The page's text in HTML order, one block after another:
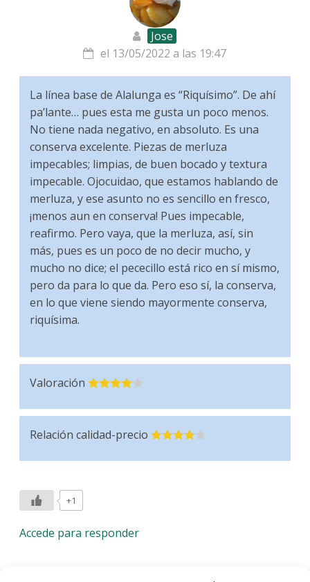
Jose
el 13/05/2022 a las 19:47
La línea base de Alalunga es “Riquísimo”. De ahí
pa’lante… pues esta me gusta un poco menos.
No tiene nada negativo, en absoluto. Es una
conserva excelente. Piezas de merluza
impecables; limpias, de buen bocado y textura
impecable. Ojocuidao, que estamos hablando de
merluza, y ese asunto no es sencillo en fresco,
¡menos aun en conserva! Pues impecable,
reafirmo. Pero vaya, que la merluza, así, sin
más, pues es un poco de no decir mucho, y
mucho no dice; el pececillo está rico en sí mismo,
pero da para lo que da. Pero eso sí, la conserva,
en lo que viene siendo mayormente conserva,
riquísima.
Valoración
Relación calidad-precio
+1
Accede para responder